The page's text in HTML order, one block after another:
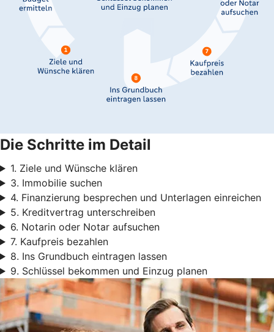
Die Schritte im Detail
1. Ziele und Wünsche klären
3. Immobilie suchen
4. Finanzierung besprechen und Unterlagen einreichen
5. Kreditvertrag unterschreiben
6. Notarin oder Notar aufsuchen
7. Kaufpreis bezahlen
8. Ins Grundbuch eintragen lassen
9. Schlüssel bekommen und Einzug planen